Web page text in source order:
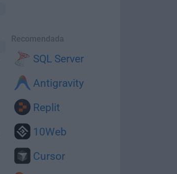
Recomendada
SQL Server
Antigravity
Replit
10Web
Cursor